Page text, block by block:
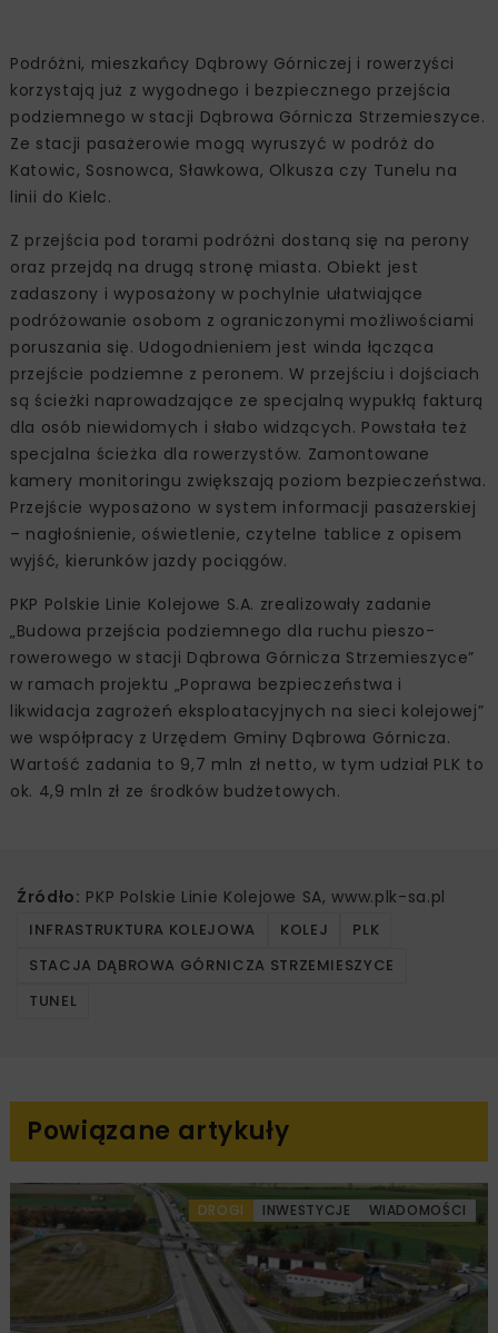
Podróżni, mieszkańcy Dąbrowy Górniczej i rowerzyści
korzystają już z wygodnego i bezpiecznego przejścia
podziemnego w stacji Dąbrowa Górnicza Strzemieszyce.
Ze stacji pasażerowie mogą wyruszyć w podróż do
Katowic, Sosnowca, Sławkowa, Olkusza czy Tunelu na
linii do Kielc.
Z przejścia pod torami podróżni dostaną się na perony
oraz przejdą na drugą stronę miasta. Obiekt jest
zadaszony i wyposażony w pochylnie ułatwiające
podróżowanie osobom z ograniczonymi możliwościami
poruszania się. Udogodnieniem jest winda łącząca
przejście podziemne z peronem. W przejściu i dojściach
są ścieżki naprowadzające ze specjalną wypukłą fakturą
dla osób niewidomych i słabo widzących. Powstała też
specjalna ścieżka dla rowerzystów. Zamontowane
kamery monitoringu zwiększają poziom bezpieczeństwa.
Przejście wyposażono w system informacji pasażerskiej
– nagłośnienie, oświetlenie, czytelne tablice z opisem
wyjść, kierunków jazdy pociągów.
PKP Polskie Linie Kolejowe S.A. zrealizowały zadanie
„Budowa przejścia podziemnego dla ruchu pieszo-
rowerowego w stacji Dąbrowa Górnicza Strzemieszyce”
w ramach projektu „Poprawa bezpieczeństwa i
likwidacja zagrożeń eksploatacyjnych na sieci kolejowej”
we współpracy z Urzędem Gminy Dąbrowa Górnicza.
Wartość zadania to 9,7 mln zł netto, w tym udział PLK to
ok. 4,9 mln zł ze środków budżetowych.
Źródło: PKP Polskie Linie Kolejowe SA, www.plk-sa.pl
INFRASTRUKTURA KOLEJOWA KOLEJ
PLK
STACJA DĄBROWA GÓRNICZA STRZEMIESZYCE
TUNEL
Powiązane artykuły
DROGI INWESTYCJE WIADOMOŚCI